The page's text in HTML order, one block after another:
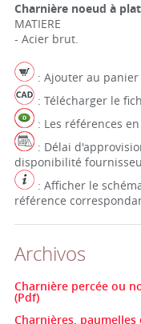
Charnière noeud à
MATIERE
- Acier brut.
: Ajouter au
: Télécharger le
: Les références
: Délai
disponibilité
: Afficher le
référence
Archivos
Charnière percée ou
(Pdf)
Charnières,